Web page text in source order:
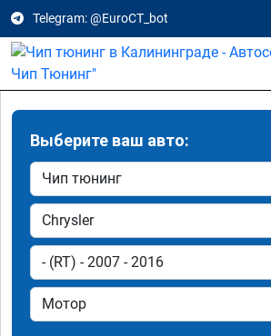
Telegram: @EuroCT_bot
Выберите ваш авто: